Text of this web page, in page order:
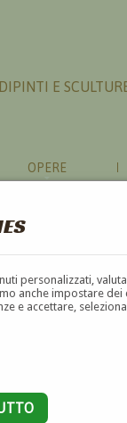
personalizzati,
anche impostare
e accettare,
DIPINTI E
OPERE